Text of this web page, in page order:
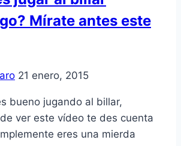
Mírate antes este
21 enero, 2015
bueno jugando al billar,
ver este vídeo te des cuenta
eres una mierda